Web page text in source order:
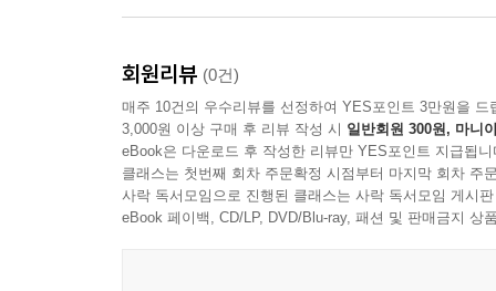
회원리뷰 (0건)
매주 10건의 우수리뷰를 선정하여 YES포인트 3만원을 드
3,000원 이상 구매 후 리뷰 작성 시 일반회원 300원, 마니
eBook은 다운로드 후 작성한 리뷰만 YES포인트 지급됩니
클래스는 첫번째 회차 주문확정 시점부터 마지막 회차 주
사락 독서모임으로 진행된 클래스는 사락 독서모임 게시
eBook 페이백, CD/LP, DVD/Blu-ray, 패션 및 판매금지 상